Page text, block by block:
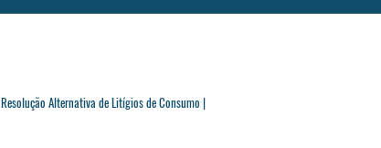
Resolução Alternativa de Litígios de Consumo |